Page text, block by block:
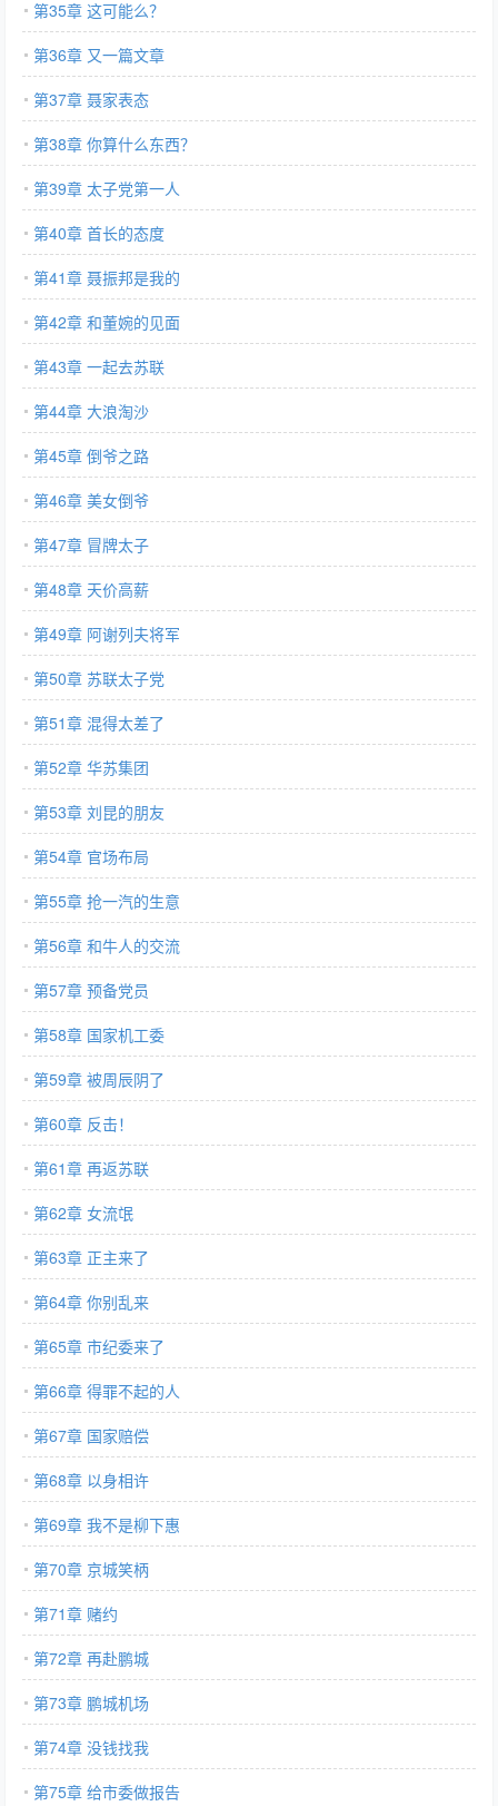
第35章 这可能么？
第36章 又一篇文章
第37章 聂家表态
第38章 你算什么东西？
第39章 太子党第一人
第40章 首长的态度
第41章 聂振邦是我的
第42章 和董婉的见面
第43章 一起去苏联
第44章 大浪淘沙
第45章 倒爷之路
第46章 美女倒爷
第47章 冒牌太子
第48章 天价高薪
第49章 阿谢列夫将军
第50章 苏联太子党
第51章 混得太差了
第52章 华苏集团
第53章 刘昆的朋友
第54章 官场布局
第55章 抢一汽的生意
第56章 和牛人的交流
第57章 预备党员
第58章 国家机工委
第59章 被周辰阴了
第60章 反击！
第61章 再返苏联
第62章 女流氓
第63章 正主来了
第64章 你别乱来
第65章 市纪委来了
第66章 得罪不起的人
第67章 国家赔偿
第68章 以身相许
第69章 我不是柳下惠
第70章 京城笑柄
第71章 赌约
第72章 再赴鹏城
第73章 鹏城机场
第74章 没钱找我
第75章 给市委做报告